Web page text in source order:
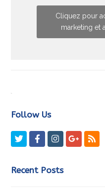
Cliquez pour
marketing et
Follow Us
TwitterFacebookInstagramRSS
Recent Posts